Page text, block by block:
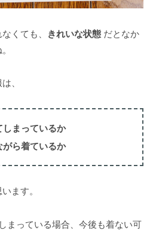
くても、 きれいな状態 だとなか
、
しまっているか
ら着ているか
ます。
まっている場合、今後も着ない可